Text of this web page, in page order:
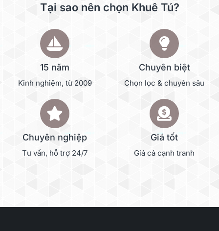
Tại sao nên chọn Khuê Tú?
15 năm
Kinh nghiệm, từ 2009
Chuyên biệt
Chọn lọc & chuyên sâu
Chuyên nghiệp
Tư vấn, hỗ trợ 24/7
Giá tốt
Giá cả cạnh tranh